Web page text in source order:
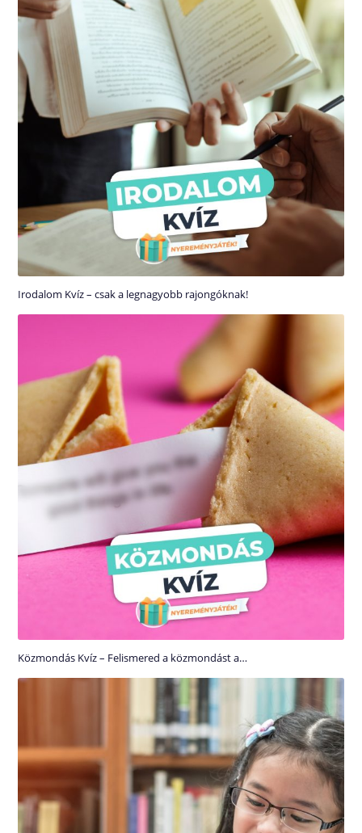
Irodalom Kvíz – csak a legnagyobb rajongóknak!
Közmondás Kvíz – Felismered a közmondást a…